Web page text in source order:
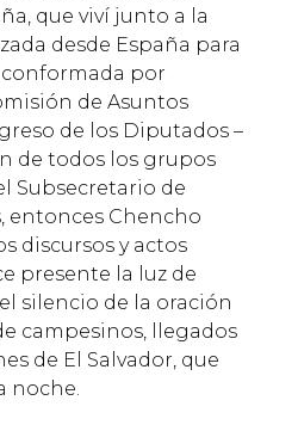
que viví junto a la
desde España para
por
de Asuntos
de los Diputados –
de todos los grupos
Subsecretario de
entonces Chencho
discursos y actos
presente la luz de
silencio de la oración
campesinos, llegados
de El Salvador, que
noche.